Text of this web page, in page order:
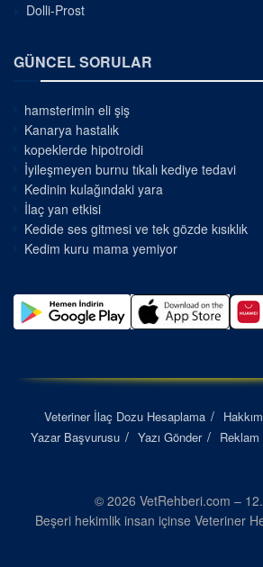
Dolli-Prost
GÜNCEL SORULAR
hamsterimin eli şiş
Kanarya hastalık
kopeklerde hipotroidi
İyileşmeyen burnu tıkalı kediye tedavi
Kedinin kulağındaki yara
İlaç yan etkisi
Kedide ses gitmesi ve tek gözde kısıklık
Kedim kuru mama yemiyor
Veteriner İlaç Dozu Hesaplama
Yazar Başvurusu
Yazı Gönder Reklam
© 2026 VetRehberi.com –
Beşeri hekimlik insan içinse Veteriner